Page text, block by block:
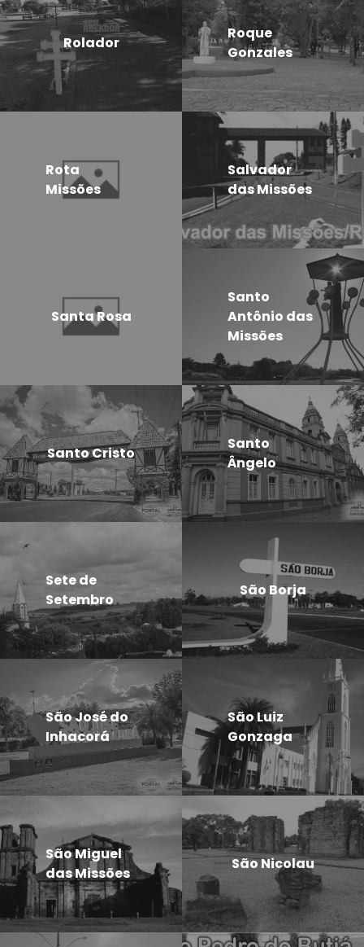
Rolador
Roque
Gonzales
Rota
Missões
Salvador
das Missões
Santa Rosa
Santo
Antônio das
Missões
Santo Cristo
Santo
Ângelo
Sete de
Setembro
São Borja
São José do
Inhacorá
São Luiz
Gonzaga
São Miguel
das Missões
São Nicolau